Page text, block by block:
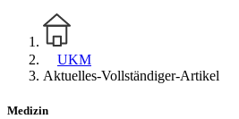
UKM
Aktuelles-Vollständiger-Artikel
Medizin